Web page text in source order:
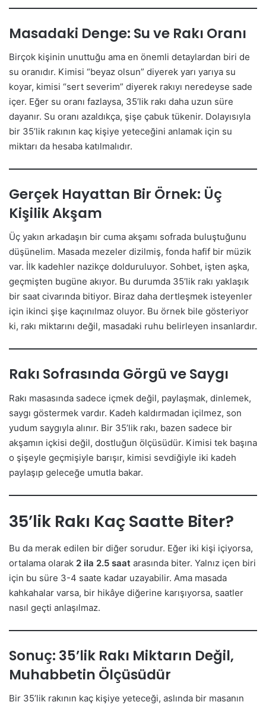
Masadaki Denge: Su ve Rakı Oranı
Birçok kişinin unuttuğu ama en önemli detaylardan biri de
su oranıdır. Kimisi “beyaz olsun” diyerek yarı yarıya su
koyar, kimisi “sert severim” diyerek rakıyı neredeyse sade
içer. Eğer su oranı fazlaysa, 35’lik rakı daha uzun süre
dayanır. Su oranı azaldıkça, şişe çabuk tükenir. Dolayısıyla
bir 35’lik rakının kaç kişiye yeteceğini anlamak için su
miktarı da hesaba katılmalıdır.
Gerçek Hayattan Bir Örnek: Üç
Kişilik Akşam
Üç yakın arkadaşın bir cuma akşamı sofrada buluştuğunu
düşünelim. Masada mezeler dizilmiş, fonda hafif bir müzik
var. İlk kadehler nazikçe dolduruluyor. Sohbet, işten aşka,
geçmişten bugüne akıyor. Bu durumda 35’lik rakı yaklaşık
bir saat civarında bitiyor. Biraz daha dertleşmek isteyenler
için ikinci şişe kaçınılmaz oluyor. Bu örnek bile gösteriyor
ki, rakı miktarını değil, masadaki ruhu belirleyen insanlardır.
Rakı Sofrasında Görgü ve Saygı
Rakı masasında sadece içmek değil, paylaşmak, dinlemek,
saygı göstermek vardır. Kadeh kaldırmadan içilmez, son
yudum saygıyla alınır. Bir 35’lik rakı, bazen sadece bir
akşamın içkisi değil, dostluğun ölçüsüdür. Kimisi tek başına
o şişeyle geçmişiyle barışır, kimisi sevdiğiyle iki kadeh
paylaşıp geleceğe umutla bakar.
35’lik Rakı Kaç Saatte Biter?
Bu da merak edilen bir diğer sorudur. Eğer iki kişi içiyorsa,
ortalama olarak 2 ila 2.5 saat arasında biter. Yalnız içen biri
için bu süre 3-4 saate kadar uzayabilir. Ama masada
kahkahalar varsa, bir hikâye diğerine karışıyorsa, saatler
nasıl geçti anlaşılmaz.
Sonuç: 35’lik Rakı Miktarın Değil,
Muhabbetin Ölçüsüdür
Bir 35’lik rakının kaç kişiye yeteceği, aslında bir masanın